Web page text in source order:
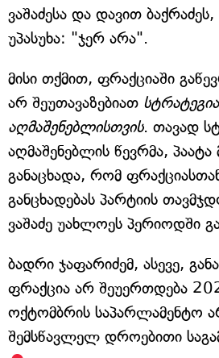
ვაშაძესა და დავით
უპასუხა: "ჯერ არა".
მისი თქმით, ფრაქციაში
არ შეუთავაზებიათ სტრატეგია
აღმაშენებლისთვის. თავად
აღმაშენებლის წევრმა, პაატა
განაცხადა, რომ
განცხადებას პარტიის
ვაშაძე უახლოეს პერიოდში
ბადრი ჯაფარიძემ, ასევე,
ფრაქცია არ შეუერთდება
ოქტომბრის საპარლამენტო
შემსწავლელ დროებითი